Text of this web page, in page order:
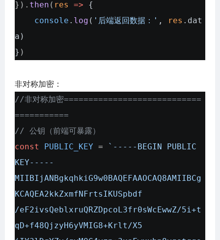
}). then ( res =>
{
console . log ( '后端返回数据：' , res . dat
a )
} )
非对称加密：
//非对称加密============================
===========
// 公钥（前端可暴露）
const
PUBLIC_KEY =
`-----BEGIN PUBLIC
KEY-----
MIIBIjANBgkqhkiG9w0BAQEFAAOCAQ8AMIIBCg
KCAQEA2kkZxmfNFrtsIKUSpbdf
/eF2ivsQeblxruQRZDpcoL3fr0sWcEwwZ/5i+t
qD+f48QjzyH6yVMIG8+Krlt/X5